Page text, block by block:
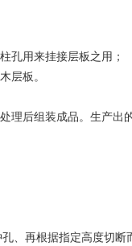
孔用来挂接层板之用；
层板。
理后组装成品。生产出
、再根据指定高度切断